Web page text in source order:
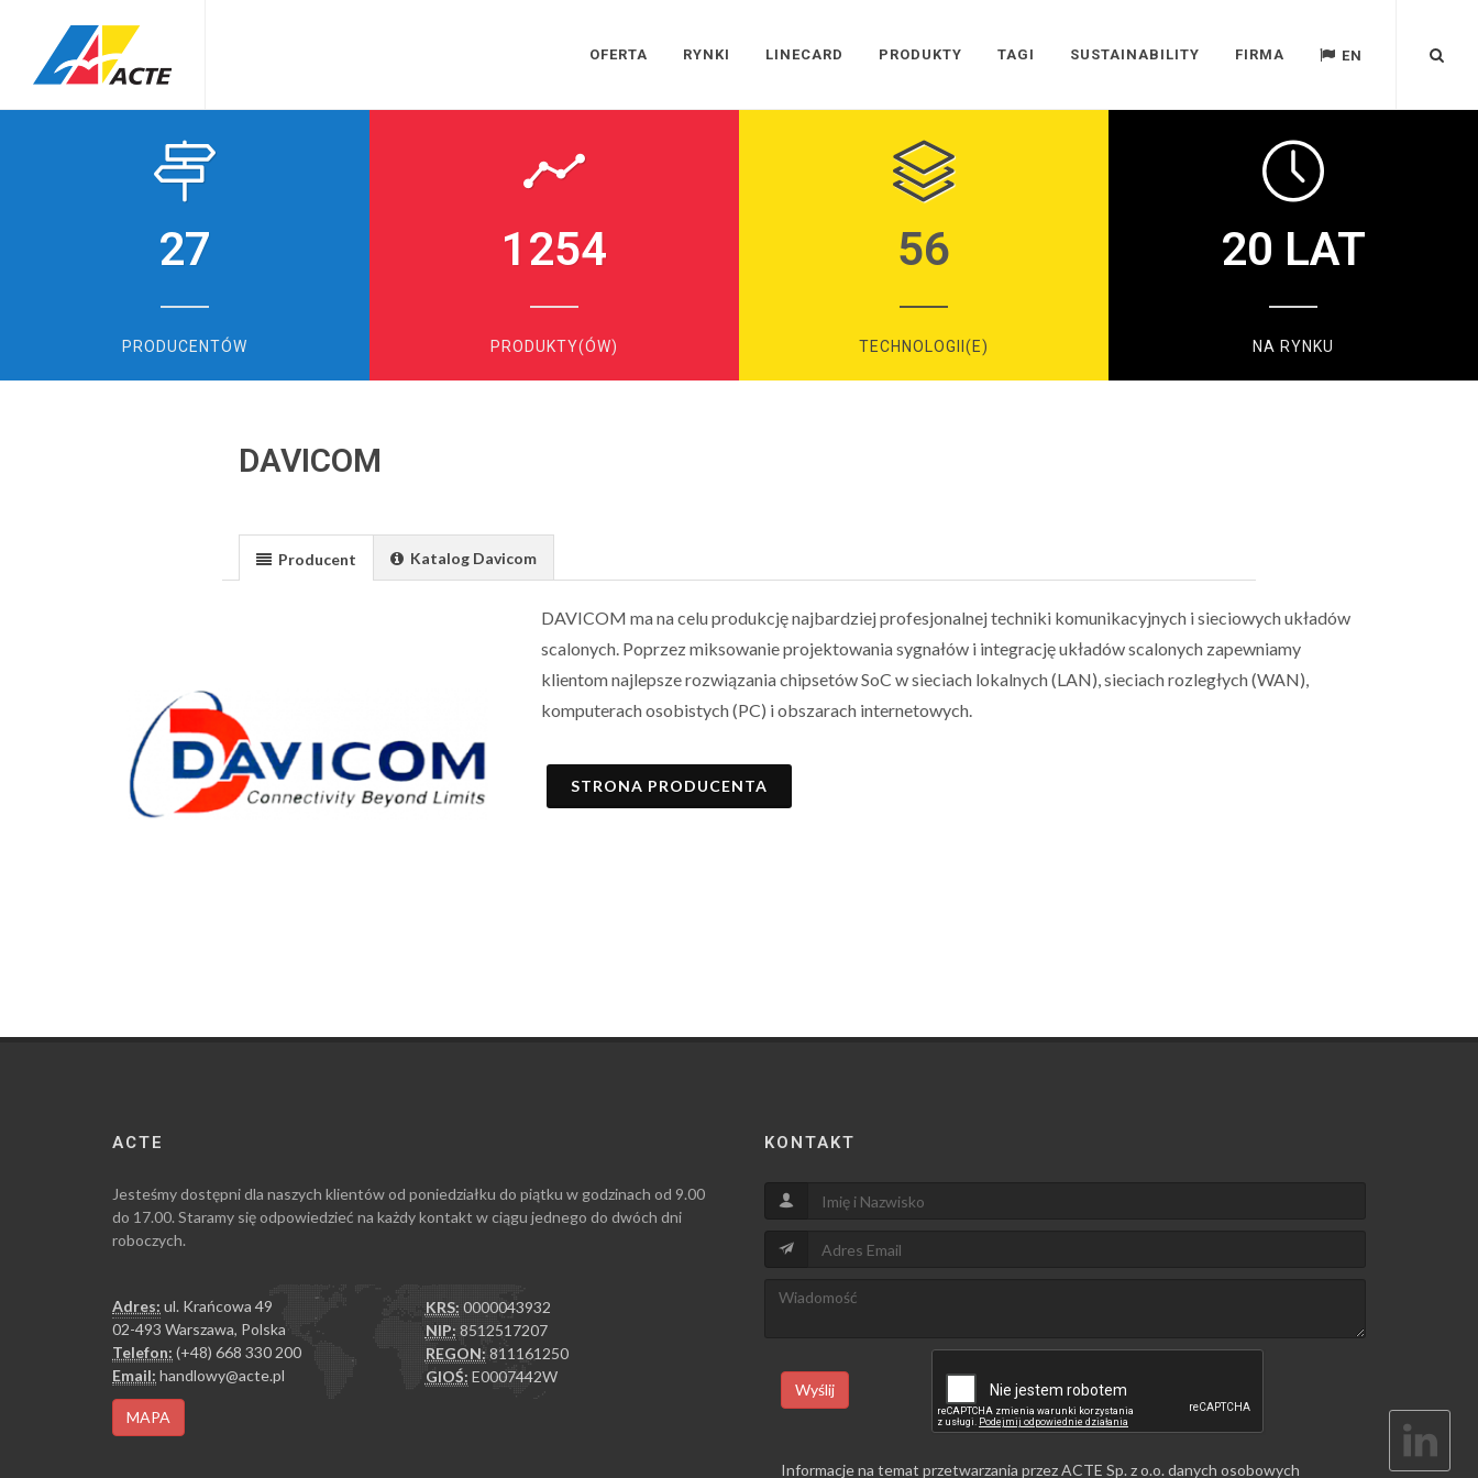
OFERTA RYNKI LINECARD PRODUKTY TAGI SUSTAINABILITY FIRMA EN
27
PRODUCENTÓW
1254
PRODUKTY(ÓW)
56
TECHNOLOGII(E)
20 LAT
NA RYNKU
DAVICOM
Producent Katalog Davicom
DAVICOM ma na celu produkcję najbardziej profesjonalnej techniki komunikacyjnych i sieciowych układów
scalonych. Poprzez miksowanie projektowania sygnałów i integrację układów scalonych zapewniamy
klientom najlepsze rozwiązania chipsetów SoC w sieciach lokalnych (LAN), sieciach rozległych (WAN),
komputerach osobistych (PC) i obszarach internetowych.
STRONA PRODUCENTA
ACTE
Jesteśmy dostępni dla naszych klientów od poniedziałku do piątku w godzinach od 9.00
do 17.00. Staramy się odpowiedzieć na każdy kontakt w ciągu jednego do dwóch dni
roboczych.
Adres: ul. Krańcowa 49
02-493 Warszawa, Polska
Telefon: (+48) 668 330 200
Email: handlowy@acte.pl
KRS: 0000043932
NIP: 8512517207
REGON: 811161250
GIOŚ: E0007442W
MAPA
KONTAKT
Wyślij
Informacje na temat przetwarzania przez ACTE Sp. z o.o. danych osobowych